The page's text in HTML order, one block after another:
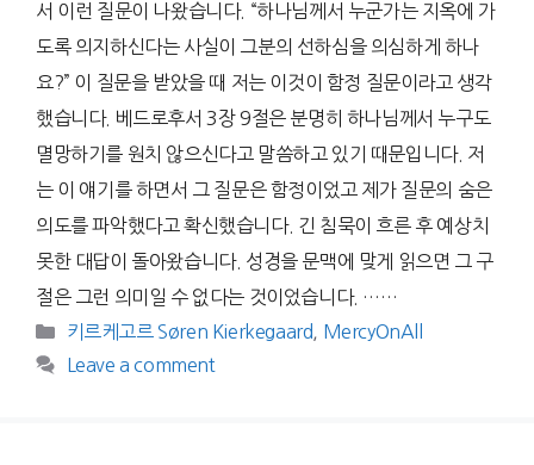
서 이런 질문이 나왔습니다. “하나님께서 누군가는 지옥에 가
도록 의지하신다는 사실이 그분의 선하심을 의심하게 하나
요?” 이 질문을 받았을 때 저는 이것이 함정 질문이라고 생각
했습니다. 베드로후서 3장 9절은 분명히 하나님께서 누구도
멸망하기를 원치 않으신다고 말씀하고 있기 때문입니다. 저
는 이 얘기를 하면서 그 질문은 함정이었고 제가 질문의 숨은
의도를 파악했다고 확신했습니다. 긴 침묵이 흐른 후 예상치
못한 대답이 돌아왔습니다. 성경을 문맥에 맞게 읽으면 그 구
절은 그런 의미일 수 없다는 것이었습니다. ……
Categories
키르케고르 Søren Kierkegaard
MercyOnAll
Leave a comment